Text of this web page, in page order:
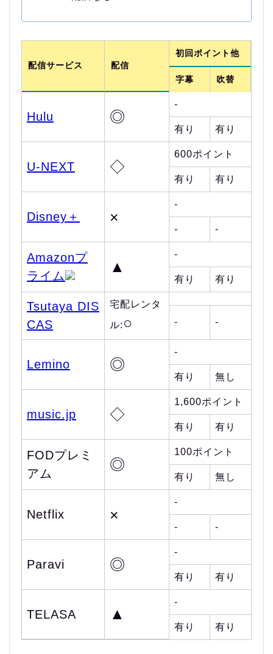
配信サービス 配信
初回ポイント他
字幕 吹替
Hulu ◎
-
有り 有り
U-NEXT ◇
600ポイント
有り 有り
Disney＋ ×
-
- -
Amazonプ
ライム
▲
-
有り 有り
Tsutaya DIS
CAS
宅配レンタ
ル: ○ - -
Lemino ◎
-
有り 無し
music.jp ◇
1,600ポイント
有り 有り
FODプレミ
アム
◎
100ポイント
有り 無し
Netflix ×
-
- -
Paravi ◎
-
有り 有り
TELASA ▲
-
有り 有り